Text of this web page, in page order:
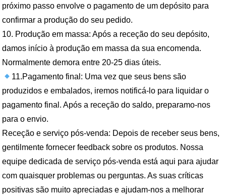
próximo passo envolve o pagamento de um depósito para
confirmar a produção do seu pedido.
10. Produção em massa: Após a receção do seu depósito,
damos início à produção em massa da sua encomenda.
Normalmente demora entre 20-25 dias úteis.
11.Pagamento final: Uma vez que seus bens são
produzidos e embalados, iremos notificá-lo para liquidar o
pagamento final. Após a receção do saldo, preparamo-nos
para o envio.
Receção e serviço pós-venda: Depois de receber seus bens,
gentilmente fornecer feedback sobre os produtos. Nossa
equipe dedicada de serviço pós-venda está aqui para ajudar
com quaisquer problemas ou perguntas. As suas críticas
positivas são muito apreciadas e ajudam-nos a melhorar